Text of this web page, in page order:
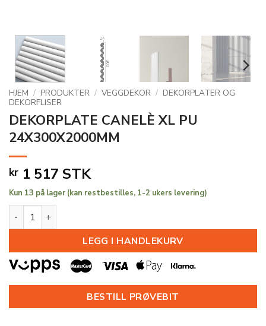
HJEM / PRODUKTER / VEGGDEKOR / DEKORPLATER OG
DEKORFLISER
DEKORPLATE CANELÈ XL PU
24X300X2000MM
kr 1 517 STK
Kun 13 på lager (kan restbestilles, 1-2 ukers levering)
DEKORPLATE CANELÈ XL PU 24X300X2000MM antall
LEGG I HANDLEKURV
BESTILL PRØVEBIT